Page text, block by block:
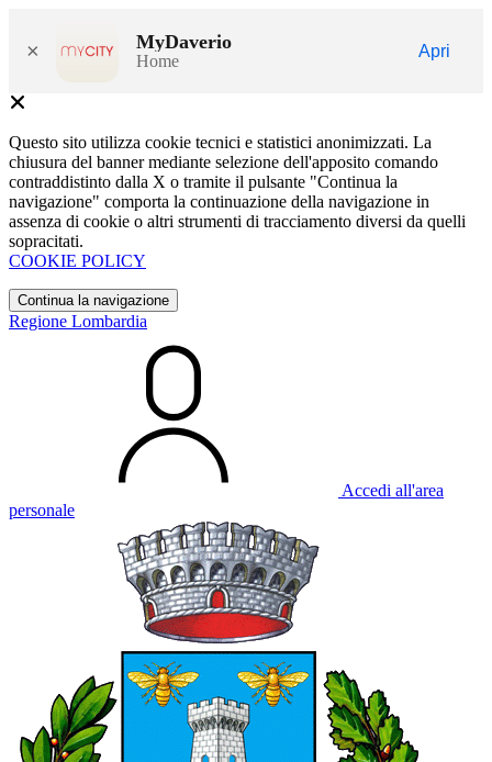
× MyDaverio
Home
Apri
Questo sito utilizza cookie tecnici e statistici anonimizzati. La
chiusura del banner mediante selezione dell'apposito comando
contraddistinto dalla X o tramite il pulsante "Continua la
navigazione" comporta la continuazione della navigazione in
assenza di cookie o altri strumenti di tracciamento diversi da quelli
sopracitati.
COOKIE POLICY
Continua la navigazione
Regione Lombardia
Accedi all'area
personale